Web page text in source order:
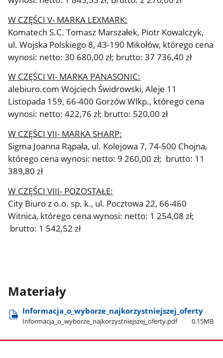
W CZĘŚCI V- MARKA LEXMARK:
Komatech S.C. Tomasz Marszałek, Piotr Kowalczyk,
ul. Wojska Polskiego 8, 43-190 Mikołów, którego cena
wynosi: netto: 30 680,00 zł; brutto: 37 736,40 zł
W CZĘŚCI VI- MARKA PANASONIC:
alebiuro.com Wojciech Świdrowski, Aleje 11
Listopada 159, 66-400 Gorzów Wlkp., którego cena
wynosi: netto: 422,76 zł; brutto: 520,00 zł
W CZĘŚCI VII- MARKA SHARP:
Sigma Joanna Rąpała, ul. Kolejowa 7, 74-500 Chojna,
którego cena wynosi: netto: 9 260,00 zł; brutto: 11
389,80 zł
W CZĘŚCI VIII- POZOSTAŁE:
City Biuro z o.o. sp. k., ul. Pocztowa 22, 66-460
Witnica, którego cena wynosi: netto: 1 254,08 zł;
brutto: 1 542,52 zł
Materiały
Informacja​_o​_wyborze​_najkorzystniejszej​_oferty
Informacja​_o​_wyborze​_najkorzystniejszej​_oferty.pdf 0.15MB